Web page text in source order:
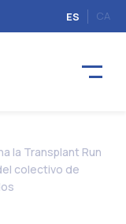
ES CA
la Transplant Run
colectivo de